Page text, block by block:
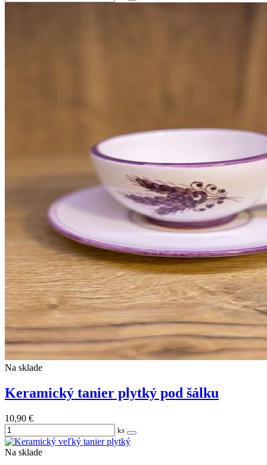
Na sklade
Keramický tanier plytký pod šálku
10,90 €
ks
Na sklade